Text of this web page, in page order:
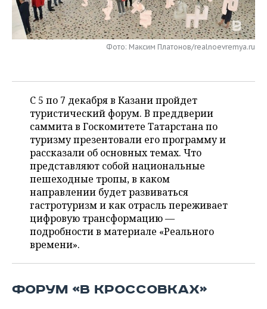
НЕФТЕХИМИЯ
НЕФТЬ
РОЗНИЧНАЯ ТОРГОВЛЯ
НОВОСТИ ТЕХНОЛОГИЙ
ТЕЛЕКОММУНИКАЦИИ
МЕРОПРИЯТИЯ
НОВОСТИ МЕРОПРИЯТИЙ
БИЗНЕС-БРАНЧИ
ONLINE-КОНФЕРЕНЦИИ
ОТКРЫТАЯ ЛЕКЦИЯ
ФУТБОЛ
ХОККЕЙ
БАСКЕТБОЛ
КИБЕРСПОРТ
ФИГУРНОЕ КАТАНИЕ
ХОККЕЙ С МЯЧОМ
НОВОСТИ ОБЩЕСТВА
ВЛАСТЬ
ИНФРАСТРУКТУРА
КУЛЬТУРА
МЕДИЦИНА
ПРОИСШЕСТВИЯ
ФОТОГАЛЕРЕЯ
СЮЖЕТЫ
СПРАВОЧНИК
СПИСОК ПЕРСОН
СПИСОК КОМПАНИЙ
ПОЛНАЯ ВЕРСИЯ
Фото: Максим Платонов/realnoevremya.ru
С 5 по 7 декабря в Казани пройдет
туристический форум. В преддверии
саммита в Госкомитете Татарстана по
туризму презентовали его программу и
рассказали об основных темах. Что
представляют собой национальные
пешеходные тропы, в каком
направлении будет развиваться
гастротуризм и как отрасль переживает
цифровую трансформацию —
подробности в материале «Реального
времени».
ФОРУМ «В КРОССОВКАХ»